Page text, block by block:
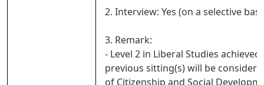
2. Interview: Yes (on a selective
3. Remark:
- Level 2 in Liberal Studies achieved
previous sitting(s) will be
of Citizenship and Social